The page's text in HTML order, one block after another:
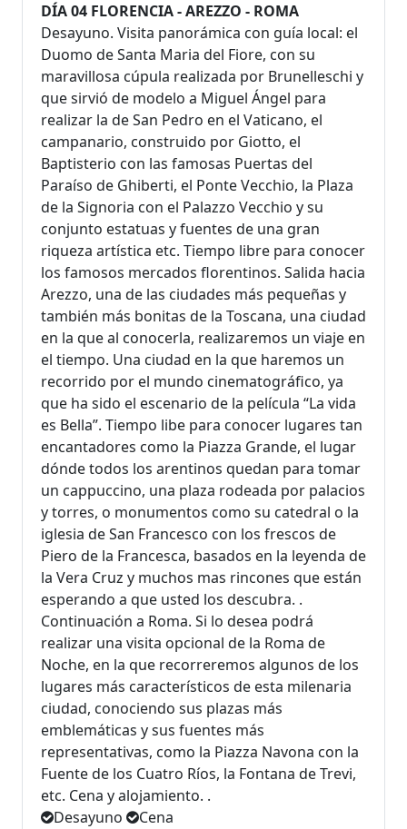
DÍA 04 FLORENCIA - AREZZO - ROMA
Desayuno. Visita panorámica con guía local: el
Duomo de Santa Maria del Fiore, con su
maravillosa cúpula realizada por Brunelleschi y
que sirvió de modelo a Miguel Ángel para
realizar la de San Pedro en el Vaticano, el
campanario, construido por Giotto, el
Baptisterio con las famosas Puertas del
Paraíso de Ghiberti, el Ponte Vecchio, la Plaza
de la Signoria con el Palazzo Vecchio y su
conjunto estatuas y fuentes de una gran
riqueza artística etc. Tiempo libre para conocer
los famosos mercados florentinos. Salida hacia
Arezzo, una de las ciudades más pequeñas y
también más bonitas de la Toscana, una ciudad
en la que al conocerla, realizaremos un viaje en
el tiempo. Una ciudad en la que haremos un
recorrido por el mundo cinematográfico, ya
que ha sido el escenario de la película “La vida
es Bella”. Tiempo libe para conocer lugares tan
encantadores como la Piazza Grande, el lugar
dónde todos los arentinos quedan para tomar
un cappuccino, una plaza rodeada por palacios
y torres, o monumentos como su catedral o la
iglesia de San Francesco con los frescos de
Piero de la Francesca, basados en la leyenda de
la Vera Cruz y muchos mas rincones que están
esperando a que usted los descubra. .
Continuación a Roma. Si lo desea podrá
realizar una visita opcional de la Roma de
Noche, en la que recorreremos algunos de los
lugares más característicos de esta milenaria
ciudad, conociendo sus plazas más
emblemáticas y sus fuentes más
representativas, como la Piazza Navona con la
Fuente de los Cuatro Ríos, la Fontana de Trevi,
etc. Cena y alojamiento. .
Desayuno
Cena